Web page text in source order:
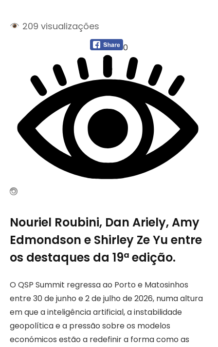
209 visualizações
0
Nouriel Roubini, Dan Ariely, Amy
Edmondson e Shirley Ze Yu entre
os destaques da 19ª edição.
O QSP Summit regressa ao Porto e Matosinhos
entre 30 de junho e 2 de julho de 2026, numa altura
em que a inteligência artificial, a instabilidade
geopolítica e a pressão sobre os modelos
económicos estão a redefinir a forma como as